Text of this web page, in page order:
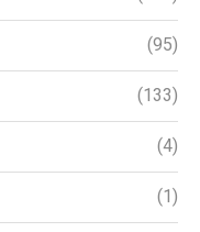
(95)
(133)
(4)
(1)